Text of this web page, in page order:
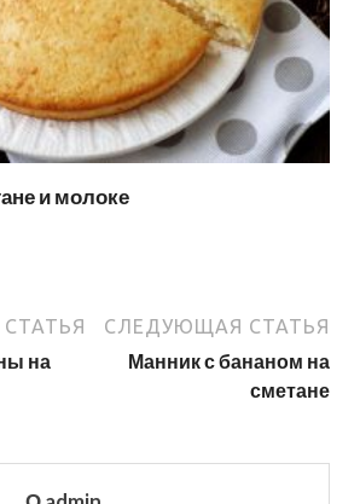
и молоке
на
СЛЕДУЮЩАЯ СТАТЬЯ
Манник с бананом на
сметане